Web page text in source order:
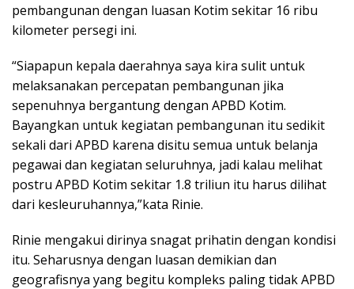
pembangunan dengan luasan Kotim sekitar 16 ribu
kilometer persegi ini.
“Siapapun kepala daerahnya saya kira sulit untuk
melaksanakan percepatan pembangunan jika
sepenuhnya bergantung dengan APBD Kotim.
Bayangkan untuk kegiatan pembangunan itu sedikit
sekali dari APBD karena disitu semua untuk belanja
pegawai dan kegiatan seluruhnya, jadi kalau melihat
postru APBD Kotim sekitar 1.8 triliun itu harus dilihat
dari kesleuruhannya,”kata Rinie.
Rinie mengakui dirinya snagat prihatin dengan kondisi
itu. Seharusnya dengan luasan demikian dan
geografisnya yang begitu kompleks paling tidak APBD